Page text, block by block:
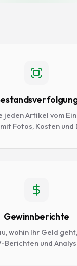
jeden Artikel vom
Fotos, Kosten und
Gewinnberichte
wohin Ihr Geld
Berichten und